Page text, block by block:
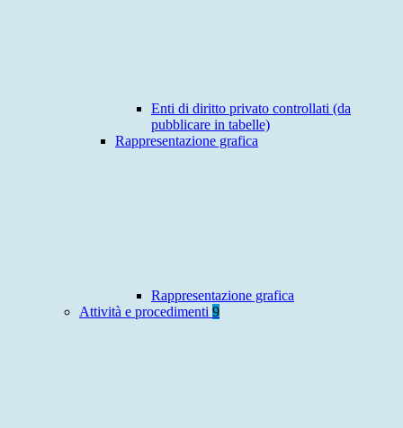
Enti di diritto privato controllati (da
pubblicare in tabelle)
Rappresentazione grafica
Rappresentazione grafica
Attività e procedimenti 9